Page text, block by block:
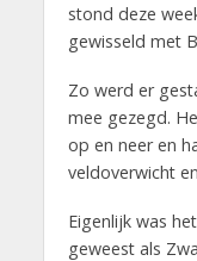
stond deze
gewisseld met
Zo werd er
mee gezegd.
op en neer en
veldoverwicht
Eigenlijk was
geweest als